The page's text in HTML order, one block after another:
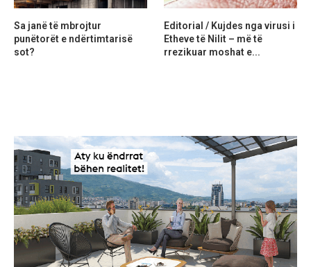
Sa janë të mbrojtur
punëtorët e ndërtimtarisë
sot?
Editorial / Kujdes nga virusi i
Etheve të Nilit – më të
rrezikuar moshat e...